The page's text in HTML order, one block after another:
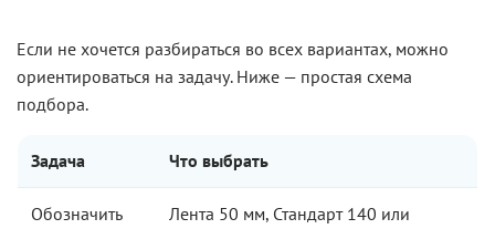
Если не хочется разбираться во всех вариантах, можно
ориентироваться на задачу. Ниже — простая схема
подбора.
Задача Что выбрать
Обозначить
Лента 50 мм, Стандарт 140 или